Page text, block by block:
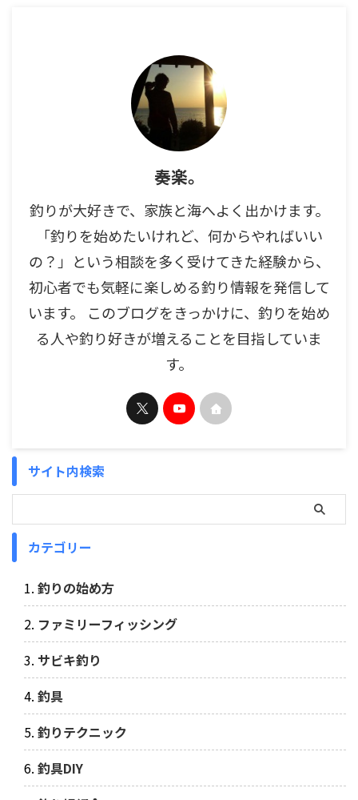
奏楽。
釣りが大好きで、家族と海へよく出かけます。
「釣りを始めたいけれど、何からやればいい
の？」という相談を多く受けてきた経験から、
初心者でも気軽に楽しめる釣り情報を発信して
います。 このブログをきっかけに、釣りを始め
る人や釣り好きが増えることを目指していま
す。
サイト内検索
カテゴリー
釣りの始め方
ファミリーフィッシング
サビキ釣り
釣具
釣りテクニック
釣具DIY